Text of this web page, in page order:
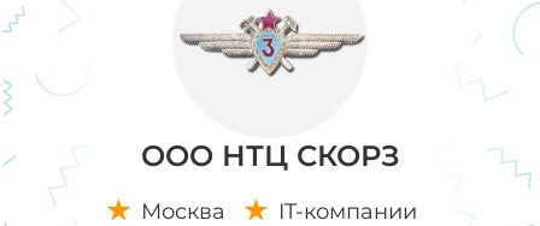
ООО НТЦ СКОРЗ
Москва IT-компании